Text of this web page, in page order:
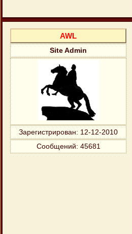
AWL
Site Admin
Зарегистрирован: 12-12-2010
Сообщений: 45681